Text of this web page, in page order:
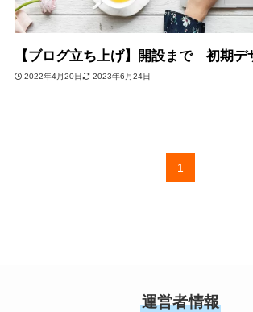
【ブログ立ち上げ】開設まで 初期デ
2022年4月20日 2023年6月24日
1
運営者情報